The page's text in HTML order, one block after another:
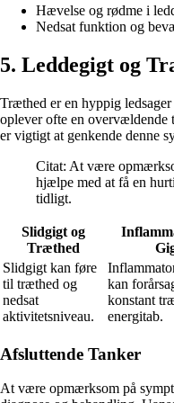
Hævelse og rødme i
Nedsat funktion og
5. Leddegigt og
Træthed er en hyppig
oplever ofte en overvældende
er vigtigt at genkende denne
Citat: At være
hjælpe med at få en
tidligt.
Slidgigt og
Træthed
Slidgigt kan føre
til træthed og
nedsat
aktivitetsniveau.
kan
konstant
energitab.
Afsluttende Tanker
At være opmærksom på